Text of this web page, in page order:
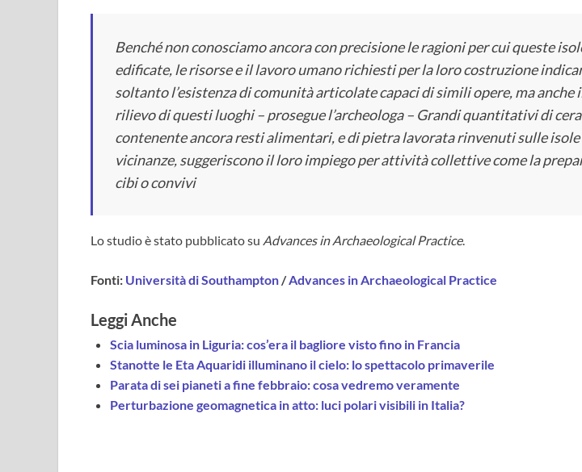
Benché non conosciamo ancora con precisione le ragioni per cui queste
edificate, le risorse e il lavoro umano richiesti per la loro costruzione
soltanto l’esistenza di comunità articolate capaci di simili opere, ma anche
rilievo di questi luoghi – prosegue l’archeologa – Grandi quantitativi di
contenente ancora resti alimentari, e di pietra lavorata rinvenuti sulle isole
vicinanze, suggeriscono il loro impiego per attività collettive come la
cibi o convivi
Lo studio è stato pubblicato su Advances in Archaeological Practice.
Fonti: Università di Southampton /Advances in Archaeological Practice
Leggi Anche
Scia luminosa in Liguria: cos’era il bagliore visto fino in Francia
Stanotte le Eta Aquaridi illuminano il cielo: lo spettacolo primaverile
Parata di sei pianeti a fine febbraio: cosa vedremo veramente
Perturbazione geomagnetica in atto: luci polari visibili in Italia?